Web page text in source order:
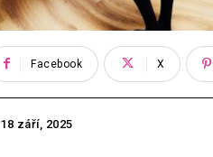
Facebook X
18 září, 2025